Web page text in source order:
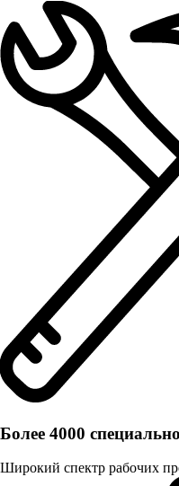
Более 4000
Широкий спектр рабочих